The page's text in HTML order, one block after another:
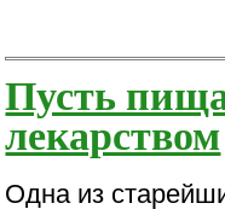
Пусть
лекарством
Одна из